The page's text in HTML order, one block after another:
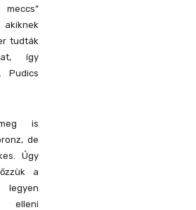
tudták
így
Pudics
is
de
Úgy
a
legyen
elleni